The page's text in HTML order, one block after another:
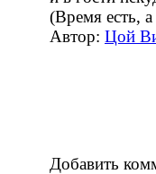
(Время есть, а
Автор: Цой
Добавить